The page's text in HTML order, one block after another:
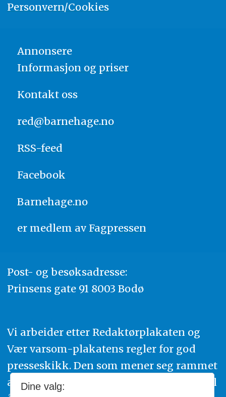
Personvern/Cookies
Annonsere
Informasjon og priser
Kontakt oss
red@barnehage.no
RSS-feed
Facebook
Barnehage.no
er medlem av Fagpressen
Post- og besøksadresse:
Prinsens gate 91 8003 Bodø
Vi arbeider etter Redaktørplakaten og
Vær varsom-plakatens regler for god
presseskikk. Den som mener seg rammet
av urettmessig publisering, oppfordres til
Dine valg: